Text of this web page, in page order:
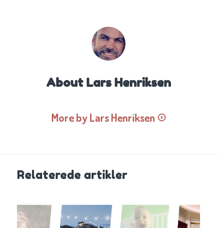
About Lars Henriksen
More by Lars Henriksen
Relaterede artikler